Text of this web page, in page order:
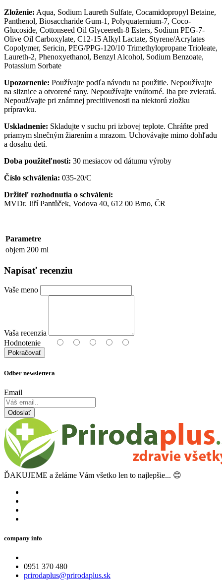
Zloženie: Aqua, Sodium Laureth Sulfate, Cocamidopropyl Betaine,
Panthenol, Biosaccharide Gum-1, Polyquaternium-7, Coco-
Glucoside, Cottonseed Oil Glyceereth-8 Esters, Sodium PEG-7-
Olive Oil Carboxylate, C12-15 Alkyl Lactate, Styrene/Acrylates
Copolymer, Sericin, PEG/PPG-120/10 Trimethylopropane Trioleate,
Laureth-2, Phenoxyethanol, Benzyl Alcohol, Sodium Benzoate,
Potassium Sorbate
Upozornenie: Používajte podľa návodu na použitie. Nepoužívajte
na sliznice a otvorené rany. Nepoužívajte vnútorné. Iba pre zvieratá.
Nepoužívajte pri známnej precitlivenosti na niektorú zložku
prípravku.
Uskladnenie: Skladujte v suchu pri izbovej teplote. Chráňte pred
priamym slnečným žiarením a mrazom. Uchovávajte mimo dohľadu
a dosahu detí.
Doba použiteľnosti: 30 mesiacov od dátumu výroby
Číslo schválenia: 035-20/C
Držiteľ rozhodnutia o schválení:
MVDr. Jiří Pantůček, Vodova 40, 612 00 Brno, ČR
Parametre
objem 200 ml
Napísať recenziu
Vaše meno
Vaša recenzia
Hodnotenie
Pokračovať
Odber newslettera
Email
Odoslať
ĎAKUJEME a želáme Vám všetko len to najlepšie... 😊
company info
0951 370 480
prirodaplus@prirodaplus.sk